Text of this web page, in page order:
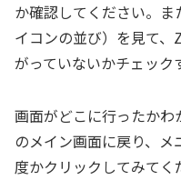
か確認してください。
イコンの並び）を見て
がっていないかチェック
画面がどこに行ったか
のメイン画面に戻り、
度かクリックしてみてく